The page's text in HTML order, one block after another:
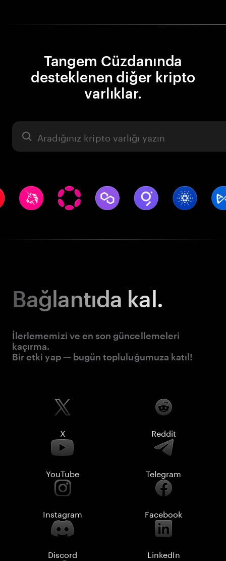
Tangem Cüzdanında
desteklenen diğer kripto
varlıklar.
Varlık
Bağlantıda kal.
İlerlememizi ve en son güncellemeleri
kaçırma.
Bir etki yap — bugün topluluğumuza katıl!
X Reddit
YouTube Telegram
Instagram Facebook
Discord LinkedIn